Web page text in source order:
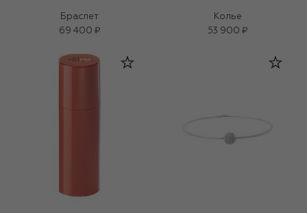
Браслет
69 400 ₽
Колье
53 900 ₽